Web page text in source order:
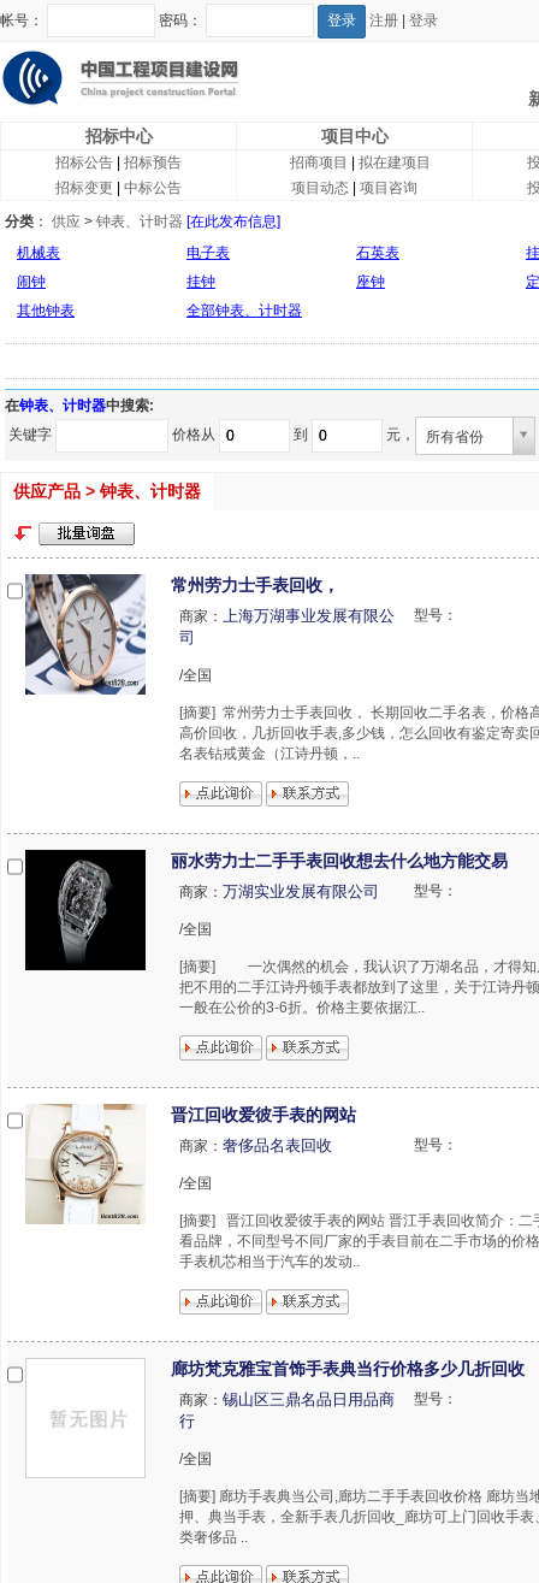
帐号： 密码： 注册 登录
招标中心
项目中心
招标公告
招标预告
招标变更
中标公告
招商项目
拟在建项目
项目动态
项目咨询
分类 ： 供应 > 钟表、计时器 [在此发布信息]
机械表
电子表 石英表
闹钟
挂钟 座钟
其他钟表
全部钟表、计时器
在钟表、计时器中搜索:
关键字
价格从 到 元， 所有省份
供应产品 > 钟表、计时器
常州劳力士手表回收，
商家： 上海万湖事业发展有限公
司
型号：
/全国
[摘要] 常州劳力士手表回收， 长期回收二手名表，价格
高价回收，几折回收手表,多少钱，怎么回收有鉴定寄卖
名表钻戒黄金（江诗丹顿，..
丽水劳力士二手手表回收想去什么地方能交易
商家： 万湖实业发展有限公司 型号：
/全国
[摘要] 一次偶然的机会，我认识了万湖名品，才得知
把不用的二手江诗丹顿手表都放到了这里，关于江诗丹
一般在公价的3-6折。价格主要依据江..
晋江回收爱彼手表的网站
商家： 奢侈品名表回收 型号：
/全国
[摘要] 晋江回收爱彼手表的网站 晋江手表回收简介：二
看品牌，不同型号不同厂家的手表目前在二手市场的价
手表机芯相当于汽车的发动..
廊坊梵克雅宝首饰手表典当行价格多少几折回收
商家： 锡山区三鼎名品日用品商
行
型号：
/全国
[摘要] 廊坊手表典当公司,廊坊二手手表回收价格 廊坊当
押、典当手表，全新手表几折回收_廊坊可上门回收手
类奢侈品 ..